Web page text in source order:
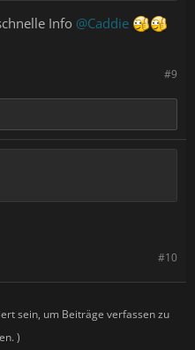
Info @Caddie
#9
#10
sein, um Beiträge verfassen zu
)